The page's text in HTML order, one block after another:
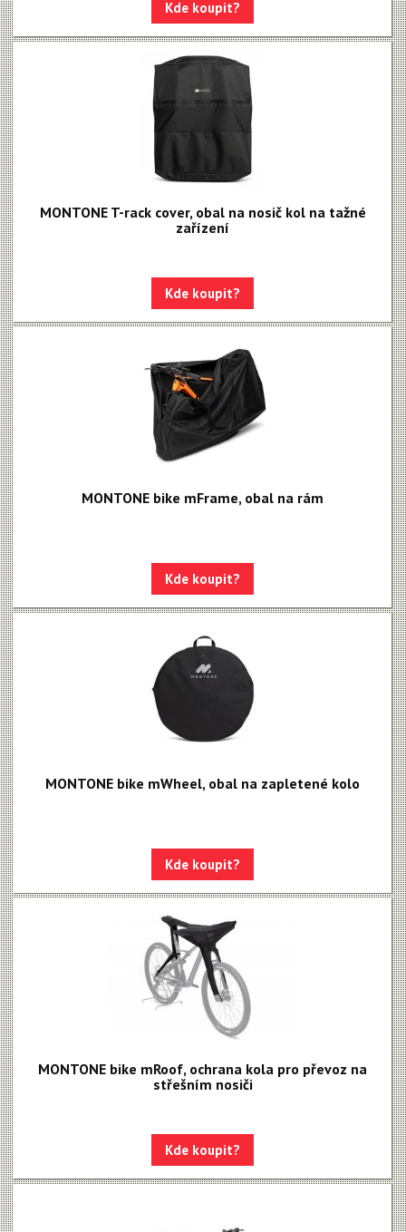
Kde koupit?
MONTONE T-rack cover, obal na nosič kol na tažné
zařízení
Kde koupit?
MONTONE bike mFrame, obal na rám
Kde koupit?
MONTONE bike mWheel, obal na zapletené kolo
Kde koupit?
MONTONE bike mRoof, ochrana kola pro převoz na
střešním nosiči
Kde koupit?